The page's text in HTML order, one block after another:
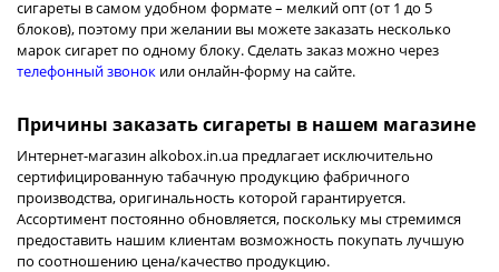
сигареты в самом удобном формате – мелкий опт (от 1 до 5
блоков), поэтому при желании вы можете заказать несколько
марок сигарет по одному блоку. Сделать заказ можно через
телефонный звонок или онлайн-форму на сайте.
Причины заказать сигареты в нашем магазине
Интернет-магазин alkobox.in.ua предлагает исключительно
сертифицированную табачную продукцию фабричного
производства, оригинальность которой гарантируется.
Ассортимент постоянно обновляется, поскольку мы стремимся
предоставить нашим клиентам возможность покупать лучшую
по соотношению цена/качество продукцию.